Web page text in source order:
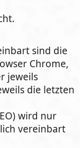
sind die
Chrome,
jeweils
die letzten
wird nur
vereinbart